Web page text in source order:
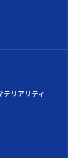
テリアリティ